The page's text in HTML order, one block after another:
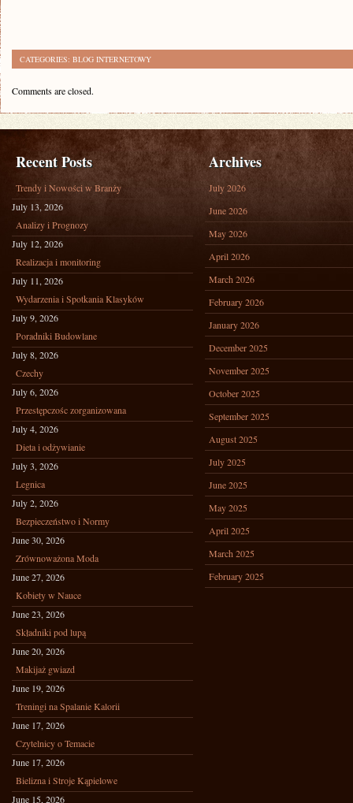
CATEGORIES: BLOG INTERNETOWY
Comments are closed.
Recent Posts
Trendy i Nowości w Branży
July 13, 2026
Analizy i Prognozy
July 12, 2026
Realizacja i monitoring
July 11, 2026
Wydarzenia i Spotkania Klasyków
July 9, 2026
Poradniki Budowlane
July 8, 2026
Czechy
July 6, 2026
Przestępczośc zorganizowana
July 4, 2026
Dieta i odżywianie
July 3, 2026
Legnica
July 2, 2026
Bezpieczeństwo i Normy
June 30, 2026
Zrównoważona Moda
June 27, 2026
Kobiety w Nauce
June 23, 2026
Składniki pod lupą
June 20, 2026
Makijaż gwiazd
June 19, 2026
Treningi na Spalanie Kalorii
June 17, 2026
Czytelnicy o Temacie
June 17, 2026
Bielizna i Stroje Kąpielowe
June 15, 2026
Archives
July 2026
June 2026
May 2026
April 2026
March 2026
February 2026
January 2026
December 2025
November 2025
October 2025
September 2025
August 2025
July 2025
June 2025
May 2025
April 2025
March 2025
February 2025